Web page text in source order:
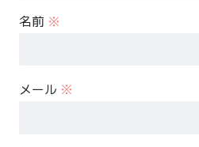
名前 ※
メール ※